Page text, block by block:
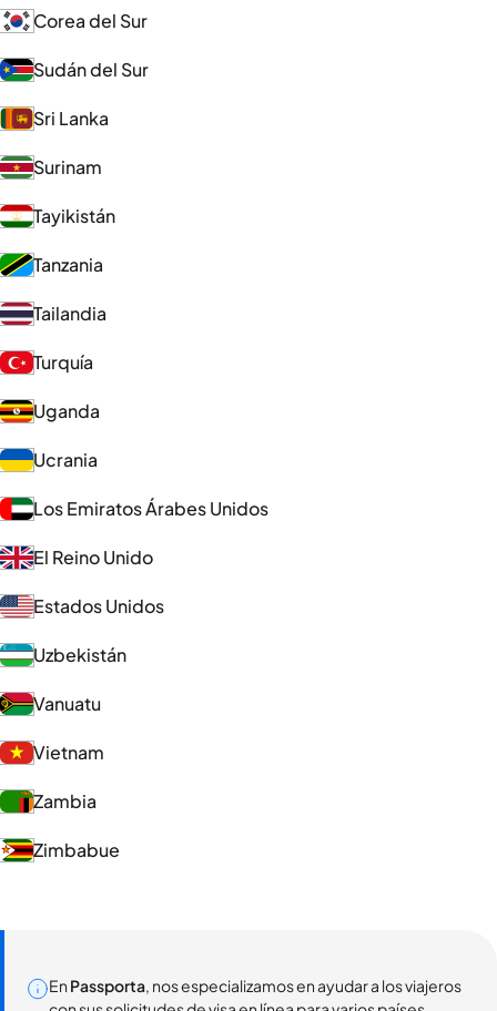
Corea del Sur
Sudán del Sur
Sri Lanka
Surinam
Tayikistán
Tanzania
Tailandia
Turquía
Uganda
Ucrania
Los Emiratos Árabes Unidos
El Reino Unido
Estados Unidos
Uzbekistán
Vanuatu
Vietnam
Zambia
Zimbabue
En Passporta, nos especializamos en ayudar a los viajeros